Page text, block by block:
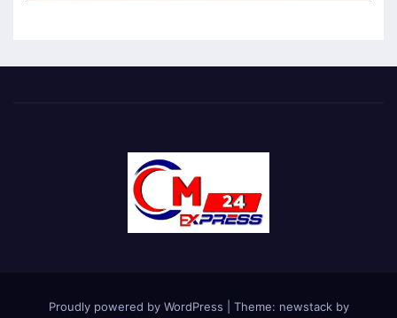
Proudly powered by WordPress Theme: newstack by